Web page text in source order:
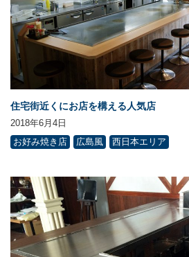
住宅街近くにお店を構える人気店
2018年6月4日
お好み焼き店
広島風 西日本エリア